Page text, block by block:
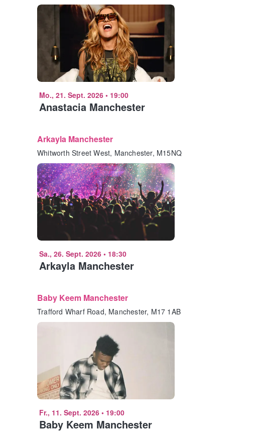
Mo., 21. Sept. 2026 • 19:00
Anastacia Manchester
Arkayla Manchester
Whitworth Street West, Manchester, M15NQ
Sa., 26. Sept. 2026 • 18:30
Arkayla Manchester
Baby Keem Manchester
Trafford Wharf Road, Manchester, M17 1AB
Fr., 11. Sept. 2026 • 19:00
Baby Keem Manchester